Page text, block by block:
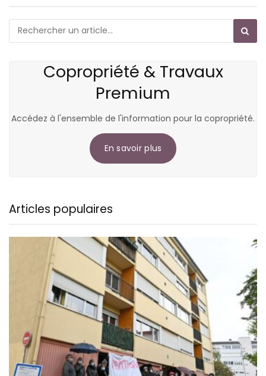
Copropriété & Travaux
Premium
Accédez à l'ensemble de l'information pour la copropriété.
En savoir plus
Articles populaires